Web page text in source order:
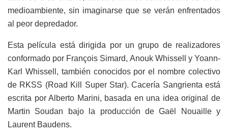
medioambiente, sin imaginarse que se verán enfrentados
al peor depredador.
Esta película está dirigida por un grupo de realizadores
conformado por François Simard, Anouk Whissell y Yoann-
Karl Whissell, también conocidos por el nombre colectivo
de RKSS (Road Kill Super Star). Cacería Sangrienta está
escrita por Alberto Marini, basada en una idea original de
Martin Soudan bajo la producción de Gaël Nouaille y
Laurent Baudens.